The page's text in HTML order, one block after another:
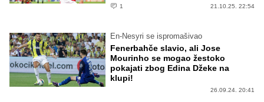
1 21.10.25. 22:54
En-Nesyri se ispromašivao
Fenerbahče slavio, ali Jose
Mourinho se mogao žestoko
pokajati zbog Edina Džeke na
klupi!
26.09.24. 20:41